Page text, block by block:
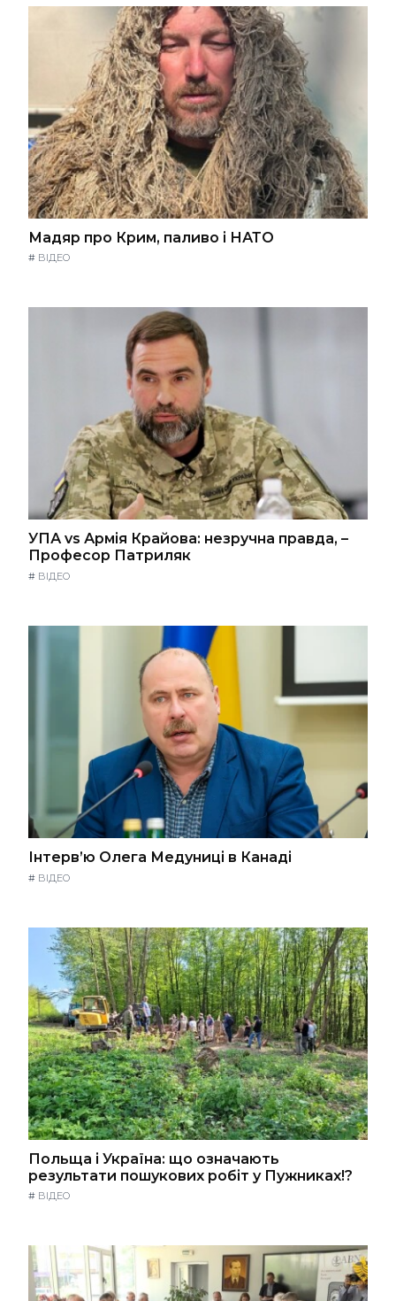
Мадяр про Крим, паливо і НАТО
# ВІДЕО
УПА vs Армія Крайова: незручна правда, –
Професор Патриляк
# ВІДЕО
Інтерв’ю Олега Медуниці в Канаді
# ВІДЕО
Польща і Україна: що означають
результати пошукових робіт у Пужниках!?
# ВІДЕО